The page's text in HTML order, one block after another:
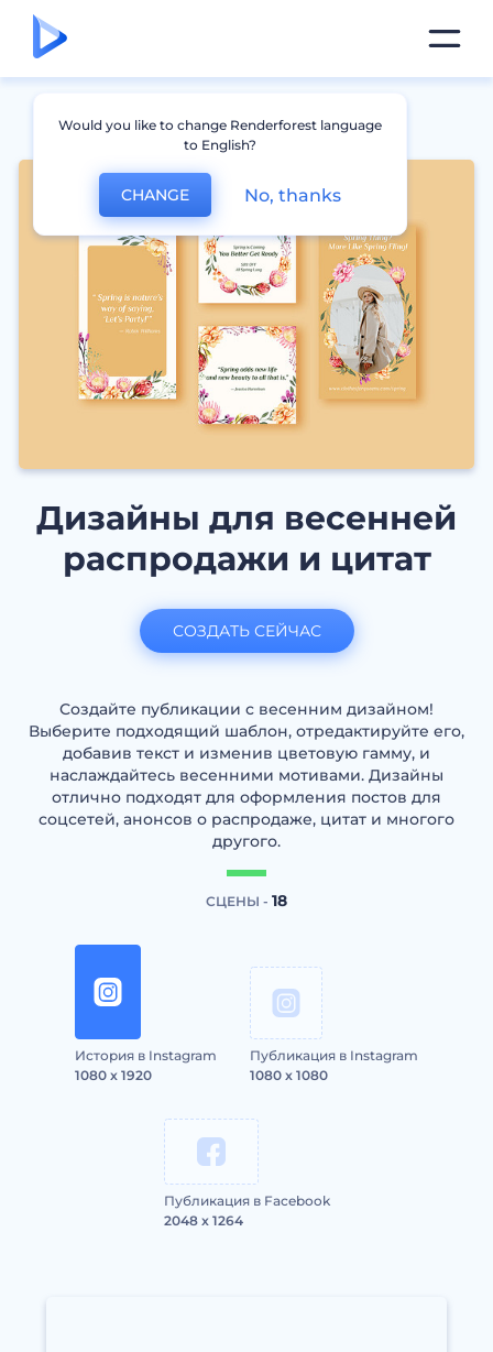
Дизайны для весенней
распродажи и цитат
Создайте публикации с весенним дизайном!
Выберите подходящий шаблон, отредактируйте его,
добавив текст и изменив цветовую гамму, и
наслаждайтесь весенними мотивами. Дизайны
отлично подходят для оформления постов для
соцсетей, анонсов о распродаже, цитат и многого
другого.
СЦЕНЫ - 18
История в Instagram
1080 x 1920
Публикация в Instagram
1080 x 1080
Публикация в Facebook
2048 x 1264
СОЗДАТЬ СЕЙЧАС
Would you like to change Renderforest language
to English?
CHANGE No, thanks